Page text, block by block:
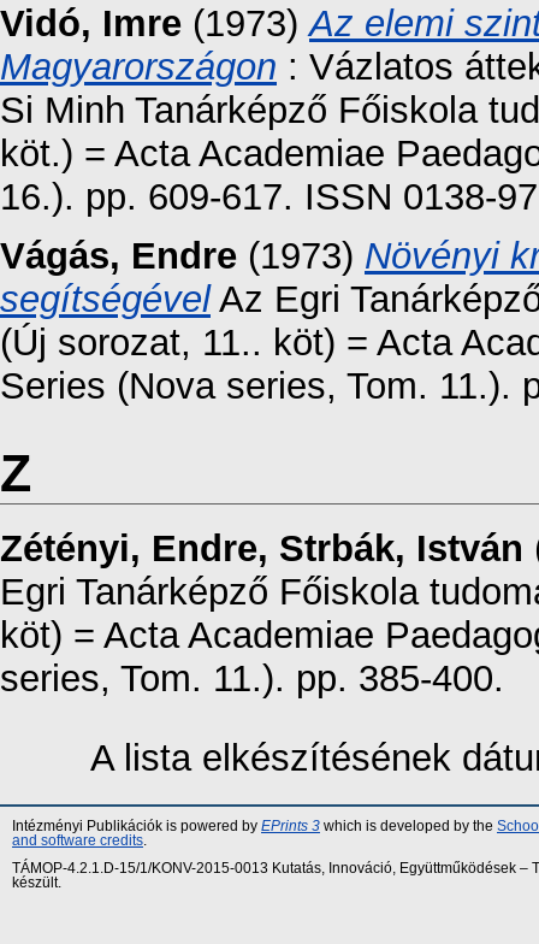
Vidó, Imre (1973)Az elemi
Magyarországon : Vázlatos
Si Minh Tanárképző Főiskola
köt.) = Acta Academiae
16.). pp. 609-617. ISSN 0138-
Vágás, Endre (1973) Növényi
segítségévelAz Egri
(Új sorozat, 11.. köt) = Acta
Series (Nova series, Tom. 11.).
Z
Zétényi, Endre, Strbák, István
Egri Tanárképző Főiskola
köt) = Acta Academiae
series, Tom. 11.). pp. 385-400.
A lista elkészítésének
Intézményi Publikációk is powered by EPrints 3 which is developed by the
and software credits
TÁMOP-4.2.1.D-15/1/KONV-2015-0013 Kutatás, Innováció, Együttműködések
készült.